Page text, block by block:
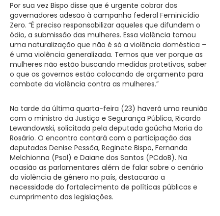
Por sua vez Bispo disse que é urgente cobrar dos
governadores adesão à campanha federal Feminicídio
Zero. “É preciso responsabilizar aqueles que difundem o
ódio, a submissão das mulheres. Essa violência tomou
uma naturalização que não é só a violência doméstica –
é uma violência generalizada. Temos que ver porque as
mulheres não estão buscando medidas protetivas, saber
o que os governos estão colocando de orçamento para
combate da violência contra as mulheres.”
Na tarde da última quarta-feira (23) haverá uma reunião
com o ministro da Justiça e Segurança Pública, Ricardo
Lewandowski, solicitada pela deputada gaúcha Maria do
Rosário. O encontro contará com a participação das
deputadas Denise Pessôa, Reginete Bispo, Fernanda
Melchionna (Psol) e Daiane dos Santos (PCdoB). Na
ocasião as parlamentares além de falar sobre o cenário
da violência de gênero no país, destacarão a
necessidade do fortalecimento de políticas públicas e
cumprimento das legislações.